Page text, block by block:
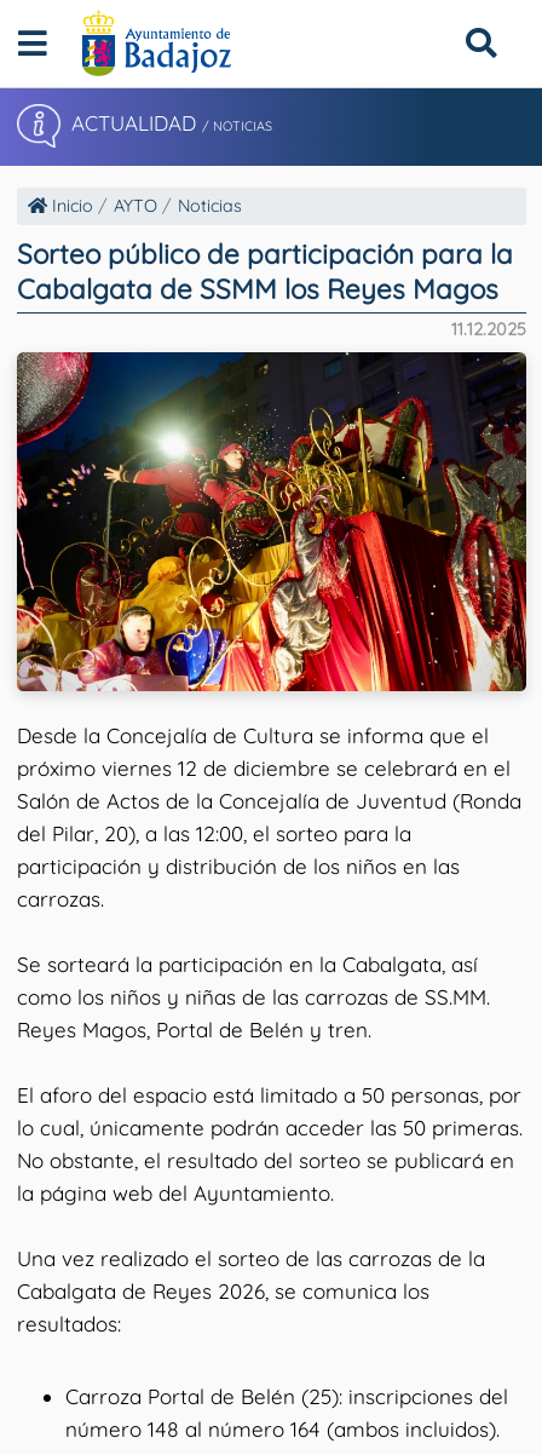
ACTUALIDAD / NOTICIAS
Inicio AYTO Noticias
Sorteo público de participación para la
Cabalgata de SSMM los Reyes Magos
11.12.2025
Desde la Concejalía de Cultura se informa que el
próximo viernes 12 de diciembre se celebrará en el
Salón de Actos de la Concejalía de Juventud (Ronda
del Pilar, 20), a las 12:00, el sorteo para la
participación y distribución de los niños en las
carrozas.
Se sorteará la participación en la Cabalgata, así
como los niños y niñas de las carrozas de SS.MM.
Reyes Magos, Portal de Belén y tren.
El aforo del espacio está limitado a 50 personas, por
lo cual, únicamente podrán acceder las 50 primeras.
No obstante, el resultado del sorteo se publicará en
la página web del Ayuntamiento.
Una vez realizado el sorteo de las carrozas de la
Cabalgata de Reyes 2026, se comunica los
resultados:
Carroza Portal de Belén (25): inscripciones del
número 148 al número 164 (ambos incluidos).